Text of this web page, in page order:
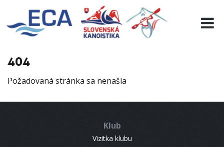
404
Požadovaná stránka sa nenašla
Klub
Vizitka klubu
EURO 19
INFO
RESULTS
CONTACT